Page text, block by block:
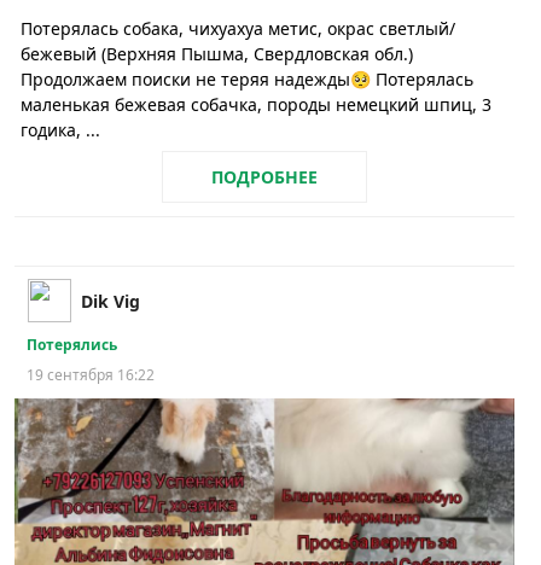
Потерялась собака, чихуахуа метис, окрас светлый/
бежевый (Верхняя Пышма, Свердловская обл.)
Продолжаем поиски не теряя надежды🥺 Потерялась
маленькая бежевая собачка, породы немецкий шпиц, 3
годика, ...
ПОДРОБНЕЕ
Dik Vig
Потерялись
19 сентября 16:22